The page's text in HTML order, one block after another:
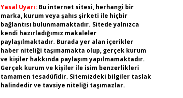
Yasal Uyarı: Bu internet sitesi, herhangi bir
marka, kurum veya şahıs şirketi ile hiçbir
bağlantısı bulunmamaktadır. Sitede yalnızca
kendi hazırladığımız makaleler
paylaşılmaktadır. Burada yer alan içerikler
haber niteliği taşımamakta olup, gerçek kurum
ve kişiler hakkında paylaşım yapılmamaktadır.
Gerçek kurum ve kişiler ile isim benzerlikleri
tamamen tesadüfidir. Sitemizdeki bilgiler taslak
halindedir ve tavsiye niteliği taşımazlar.